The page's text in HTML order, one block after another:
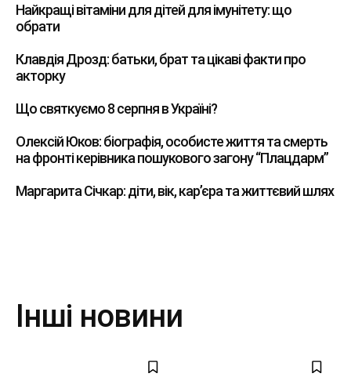
Найкращі вітаміни для дітей для імунітету: що
обрати
Клавдія Дрозд: батьки, брат та цікаві факти про
акторку
Що святкуємо 8 серпня в Україні?
Олексій Юков: біографія, особисте життя та смерть
на фронті керівника пошукового загону “Плацдарм”
Маргарита Січкар: діти, вік, кар’єра та життєвий шлях
Інші новини